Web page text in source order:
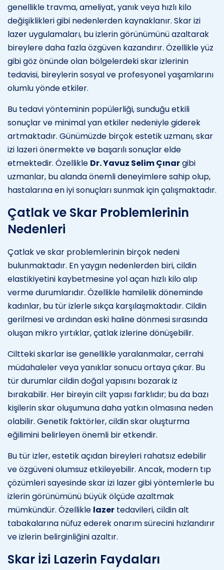
genellikle travma, ameliyat, yanık veya hızlı kilo
değişiklikleri gibi nedenlerden kaynaklanır. Skar izi
lazer uygulamaları, bu izlerin görünümünü azaltarak
bireylere daha fazla özgüven kazandırır. Özellikle yüz
gibi göz önünde olan bölgelerdeki skar izlerinin
tedavisi, bireylerin sosyal ve profesyonel yaşamlarını
olumlu yönde etkiler.
Bu tedavi yönteminin popülerliği, sunduğu etkili
sonuçlar ve minimal yan etkiler nedeniyle giderek
artmaktadır. Günümüzde birçok estetik uzmanı, skar
izi lazeri önermekte ve başarılı sonuçlar elde
etmektedir. Özellikle Dr. Yavuz Selim Çınargibi
uzmanlar, bu alanda önemli deneyimlere sahip olup,
hastalarına en iyi sonuçları sunmak için çalışmaktadır.
Çatlak ve Skar Problemlerinin
Nedenleri
Çatlak ve skar problemlerinin birçok nedeni
bulunmaktadır. En yaygın nedenlerden biri, cildin
elastikiyetini kaybetmesine yol açan hızlı kilo alıp
verme durumlarıdır. Özellikle hamilelik döneminde
kadınlar, bu tür izlerle sıkça karşılaşmaktadır. Cildin
gerilmesi ve ardından eski haline dönmesi sırasında
oluşan mikro yırtıklar, çatlak izlerine dönüşebilir.
Ciltteki skarlar ise genellikle yaralanmalar, cerrahi
müdahaleler veya yanıklar sonucu ortaya çıkar. Bu
tür durumlar cildin doğal yapısını bozarak iz
bırakabilir. Her bireyin cilt yapısı farklıdır; bu da bazı
kişilerin skar oluşumuna daha yatkın olmasına neden
olabilir. Genetik faktörler, cildin skar oluşturma
eğilimini belirleyen önemli bir etkendir.
Bu tür izler, estetik açıdan bireyleri rahatsız edebilir
ve özgüveni olumsuz etkileyebilir. Ancak, modern tıp
çözümleri sayesinde skar izi lazer gibi yöntemlerle bu
izlerin görünümünü büyük ölçüde azaltmak
mümkündür. Özellikle lazer tedavileri, cildin alt
tabakalarına nüfuz ederek onarım sürecini hızlandırır
ve izlerin belirginliğini azaltır.
Skar İzi Lazerin Faydaları